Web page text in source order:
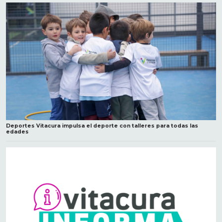
Deportes Vitacura impulsa el deporte con talleres para todas las
edades